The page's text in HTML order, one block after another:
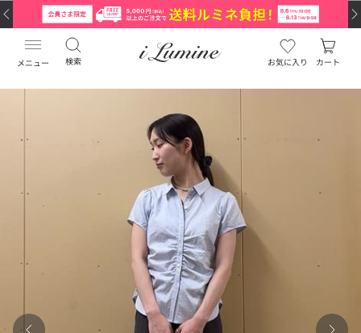
メニュー 検索 お気に入り カート